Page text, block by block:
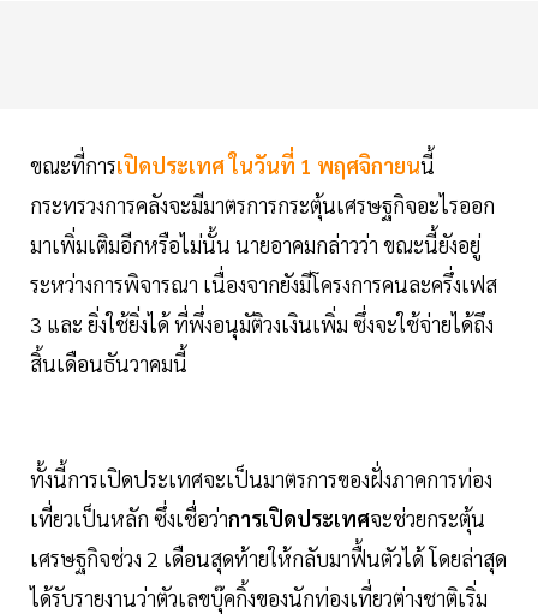
ขณะที่การเปิดประเทศ ในวันที่ 1 พฤศจิกายนนี้
กระทรวงการคลังจะมีมาตรการกระตุ้นเศรษฐกิจอะไรออก
มาเพิ่มเติมอีกหรือไม่นั้น นายอาคมกล่าวว่า ขณะนี้ยังอยู่
ระหว่างการพิจารณา เนื่องจากยังมีโครงการคนละครึ่งเฟส
3 และ ยิ่งใช้ยิ่งได้ ที่พึ่งอนุมัติวงเงินเพิ่ม ซึ่งจะใช้จ่ายได้ถึง
สิ้นเดือนธันวาคมนี้
ทั้งนี้การเปิดประเทศจะเป็นมาตรการของฝั่งภาคการท่อง
เที่ยวเป็นหลัก ซึ่งเชื่อว่าการเปิดประเทศจะช่วยกระตุ้น
เศรษฐกิจช่วง 2 เดือนสุดท้ายให้กลับมาฟื้นตัวได้ โดยล่าสุด
ได้รับรายงานว่าตัวเลขบุ๊คกิ้งของนักท่องเที่ยวต่างชาติเริ่ม